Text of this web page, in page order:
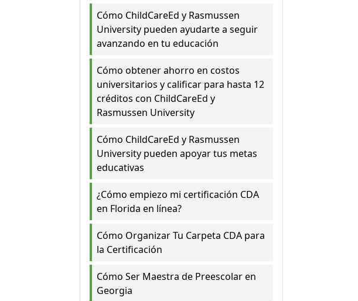
Cómo ChildCareEd y Rasmussen
University pueden ayudarte a seguir
avanzando en tu educación
Cómo obtener ahorro en costos
universitarios y calificar para hasta 12
créditos con ChildCareEd y
Rasmussen University
Cómo ChildCareEd y Rasmussen
University pueden apoyar tus metas
educativas
¿Cómo empiezo mi certificación CDA
en Florida en línea?
Cómo Organizar Tu Carpeta CDA para
la Certificación
Cómo Ser Maestra de Preescolar en
Georgia